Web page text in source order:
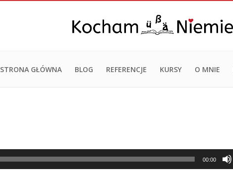
STRONA GŁÓWNA BLOG REFERENCJE KURSY O MNIE
00:00